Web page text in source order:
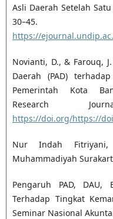
Asli Daerah Setelah Satu
30–45.
https://
Novianti, D., & Farouq,
Daerah (PAD)
Pemerintah Kota
Research
https://doi.org/https://
Nur Indah
Muhammadiyah
Pengaruh PAD, DAU,
Terhadap Tingkat
Seminar Nasional